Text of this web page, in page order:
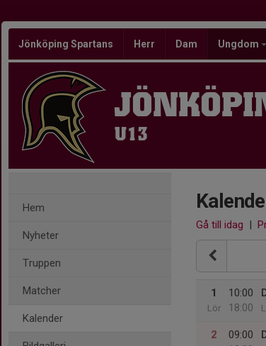
Jönköping Spartans Herr Dam Ungdom
U13
Hem
Nyheter
Truppen
Matcher
Kalender
Gå till idag |
1
Lör
10:00
18:00
2
09:00